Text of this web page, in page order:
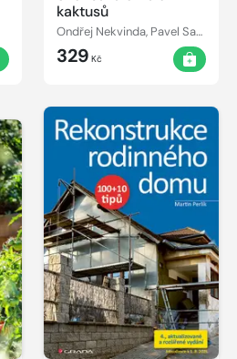
kaktusů
Ondřej Nekvinda, Pavel Samek
329 Kč